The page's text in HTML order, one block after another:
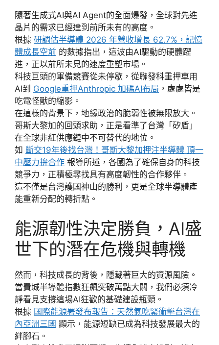
隨著生成式AI與AI Agent的全面爆發，全球對先進
晶片的需求已經達到前所未有的高度。
根據 研調估半導體 2026 年營收增長 62.7%，記憶
體成長空前 的數據指出，這波由AI驅動的硬體躍
進，正以前所未見的速度重塑市場。
科技巨頭的軍備競賽從未停歇，從聯發科重押車用
AI到 Google重押Anthropic 加碼AI布局 ，處處皆是
吃電怪獸的縮影。
在這樣的背景下，地緣政治的脆弱性被無限放大。
哥斯大黎加的回頭求助，正是看準了台灣「矽盾」
在全球非紅供應鏈中不可替代的地位。
如 斷交19年後找台灣！哥斯大黎加押注半導體 頂一
中壓力拚合作 報導所述，各國為了確保自身的科技
競爭力，正積極尋找具有高度韌性的合作夥伴。
這不僅是台灣護國神山的勝利，更是全球半導體產
能重新分配的轉折點。
能源韌性決定勝負，AI盛
世下的潛在危機與轉機
然而，科技成長的背後，隱藏著巨大的資源風險。
當費城半導體指數狂飆突破萬點大關，我們必須冷
靜看見支撐這場AI狂歡的基礎建設瓶頸。
根據 國際能源署發布報告：天然氣吃緊衝擊台灣在
內亞洲三國 顯示，能源短缺已成為科技發展最大的
絆腳石。